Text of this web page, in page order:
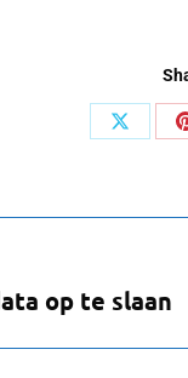
Deel
op te slaan